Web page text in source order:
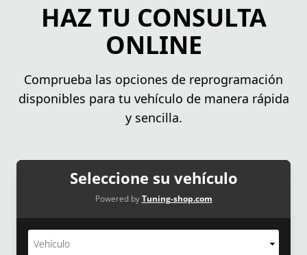
HAZ TU CONSULTA
ONLINE
Comprueba las opciones de reprogramación
disponibles para tu vehículo de manera rápida
y sencilla.